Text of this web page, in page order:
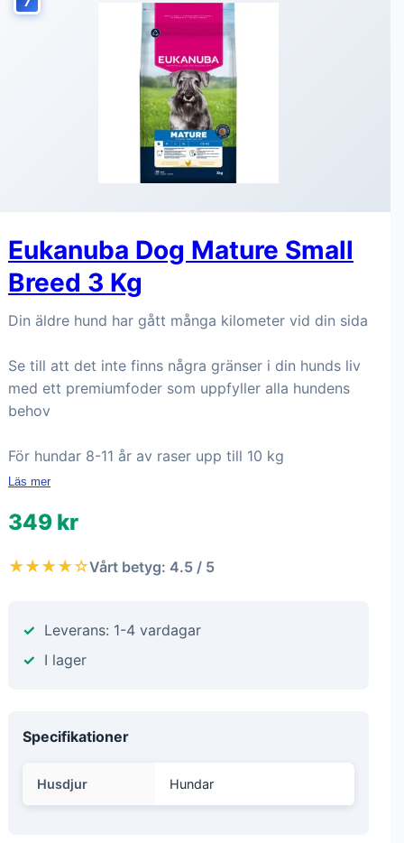
Eukanuba Dog Mature Small
Breed 3 Kg
Din äldre hund har gått många kilometer vid din sida
Se till att det inte finns några gränser i din hunds liv
med ett premiumfoder som uppfyller alla hundens
behov
För hundar 8-11 år av raser upp till 10 kg
Läs mer
349 kr
★★★★☆Vårt betyg: 4.5 / 5
Leverans: 1-4 vardagar
I lager
Specifikationer
Husdjur Hundar